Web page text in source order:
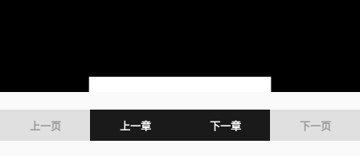
上一页 上一章 下一章 下一页